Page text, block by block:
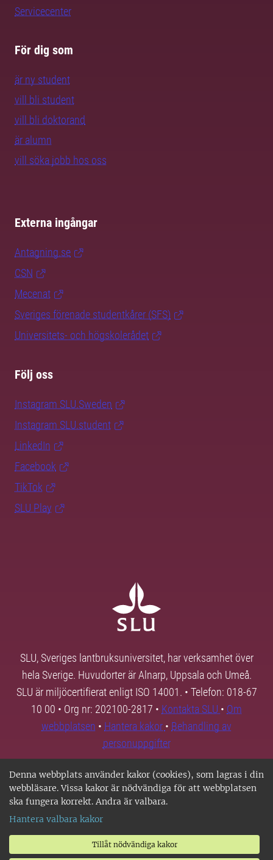
Denna webbplats använder kakor (cookies), som lagras i din
webbläsare. Vissa kakor är nödvändiga för att webbplatsen
ska fungera korrekt. Andra är valbara.
Hantera valbara kakor
Tillåt nödvändiga kakor
Servicecenter
För dig som
är ny student
vill bli student
vill bli doktorand
är alumn
vill söka jobb hos oss
Externa ingångar
Antagning.se
CSN
Mecenat
Sveriges förenade studentkårer (SFS)
Universitets- och högskolerådet
Följ oss
Instagram SLU.Sweden
Instagram SLU.student
LinkedIn
Facebook
TikTok
SLU Play
SLU, Sveriges lantbruksuniversitet, har verksamhet över
hela Sverige. Huvudorter är Alnarp, Uppsala och Umeå.
SLU är miljöcertifierat enligt ISO 14001. • Telefon: 018-67
10 00 • Org nr: 202100-2817 • Kontakta SLU • Om
webbplatsen • Hantera kakor • Behandling av
personuppgifter